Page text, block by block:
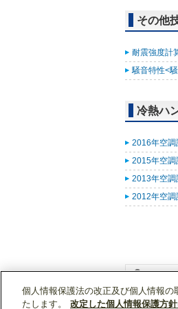
その他
耐震強度計
騒音特性<
冷熱ハ
2016年空調
2015年空調
2013年空調
2012年空調
WIN2Kトップ
個人情報保護法の改正及び個人情報
たします。
改定した個人情報保護方